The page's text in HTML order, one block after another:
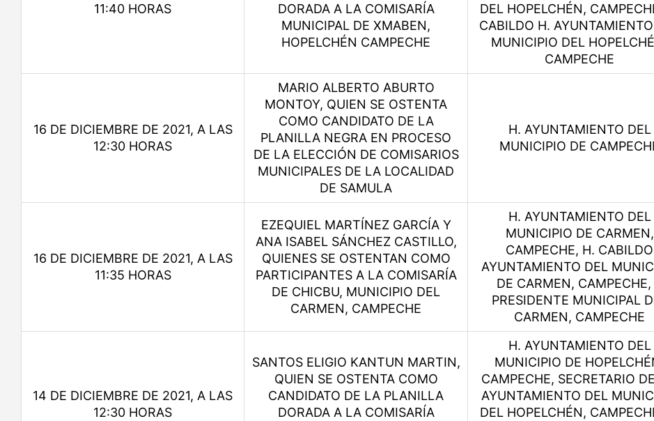
11:40 HORAS
DORADA A LA COMISARÍA
MUNICIPAL DE XMABEN,
HOPELCHÉN CAMPECHE
DEL HOPELCHÉN,
CABILDO H.
MUNICIPIO DEL
CAMPECHE
16 DE DICIEMBRE DE 2021, A LAS
12:30 HORAS
MARIO ALBERTO ABURTO
MONTOY, QUIEN SE OSTENTA
COMO CANDIDATO DE LA
PLANILLA NEGRA EN PROCESO
DE LA ELECCIÓN DE COMISARIOS
MUNICIPALES DE LA LOCALIDAD
DE SAMULA
H. AYUNTAMIENTO DEL
MUNICIPIO DE
16 DE DICIEMBRE DE 2021, A LAS
11:35 HORAS
EZEQUIEL MARTÍNEZ GARCÍA Y
ANA ISABEL SÁNCHEZ CASTILLO,
QUIENES SE OSTENTAN COMO
PARTICIPANTES A LA COMISARÍA
DE CHICBU, MUNICIPIO DEL
CARMEN, CAMPECHE
H. AYUNTAMIENTO DEL
MUNICIPIO DE CARMEN,
CAMPECHE, H. CABILDO
AYUNTAMIENTO DEL
DE CARMEN, CAMPECHE,
PRESIDENTE MUNICIPAL
CARMEN, CAMPECHE
14 DE DICIEMBRE DE 2021, A LAS
12:30 HORAS
SANTOS ELIGIO KANTUN MARTIN,
QUIEN SE OSTENTA COMO
CANDIDATO DE LA PLANILLA
DORADA A LA COMISARÍA
H. AYUNTAMIENTO DEL
MUNICIPIO DE
CAMPECHE, SECRETARIO
AYUNTAMIENTO DEL
DEL HOPELCHÉN,